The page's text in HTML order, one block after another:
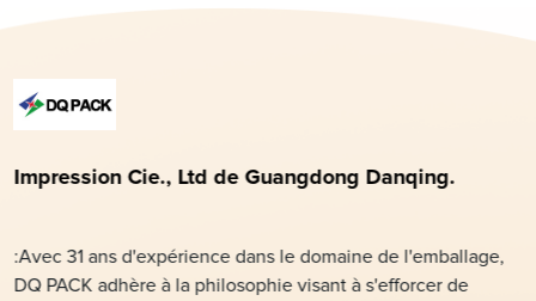
Impression Cie., Ltd de Guangdong Danqing.
:Avec 31 ans d'expérience dans le domaine de l'emballage,
DQ PACK adhère à la philosophie visant à s'efforcer de